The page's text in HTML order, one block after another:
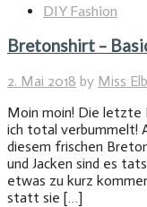
DIY Fashion
Bretonshirt –
2. Mai 2018 by Miss
Moin moin! Die letzte
ich total verbummelt!
diesem frischen
und Jacken sind es
etwas zu kurz
statt sie […]